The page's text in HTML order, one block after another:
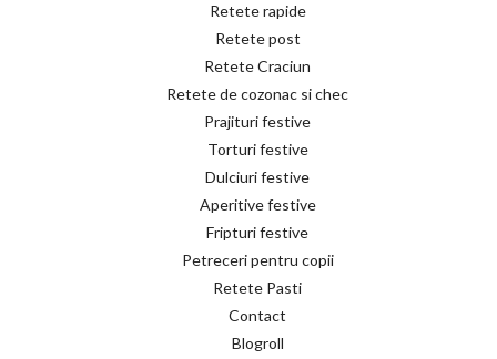
Retete rapide
Retete post
Retete Craciun
Retete de cozonac si chec
Prajituri festive
Torturi festive
Dulciuri festive
Aperitive festive
Fripturi festive
Petreceri pentru copii
Retete Pasti
Contact
Blogroll